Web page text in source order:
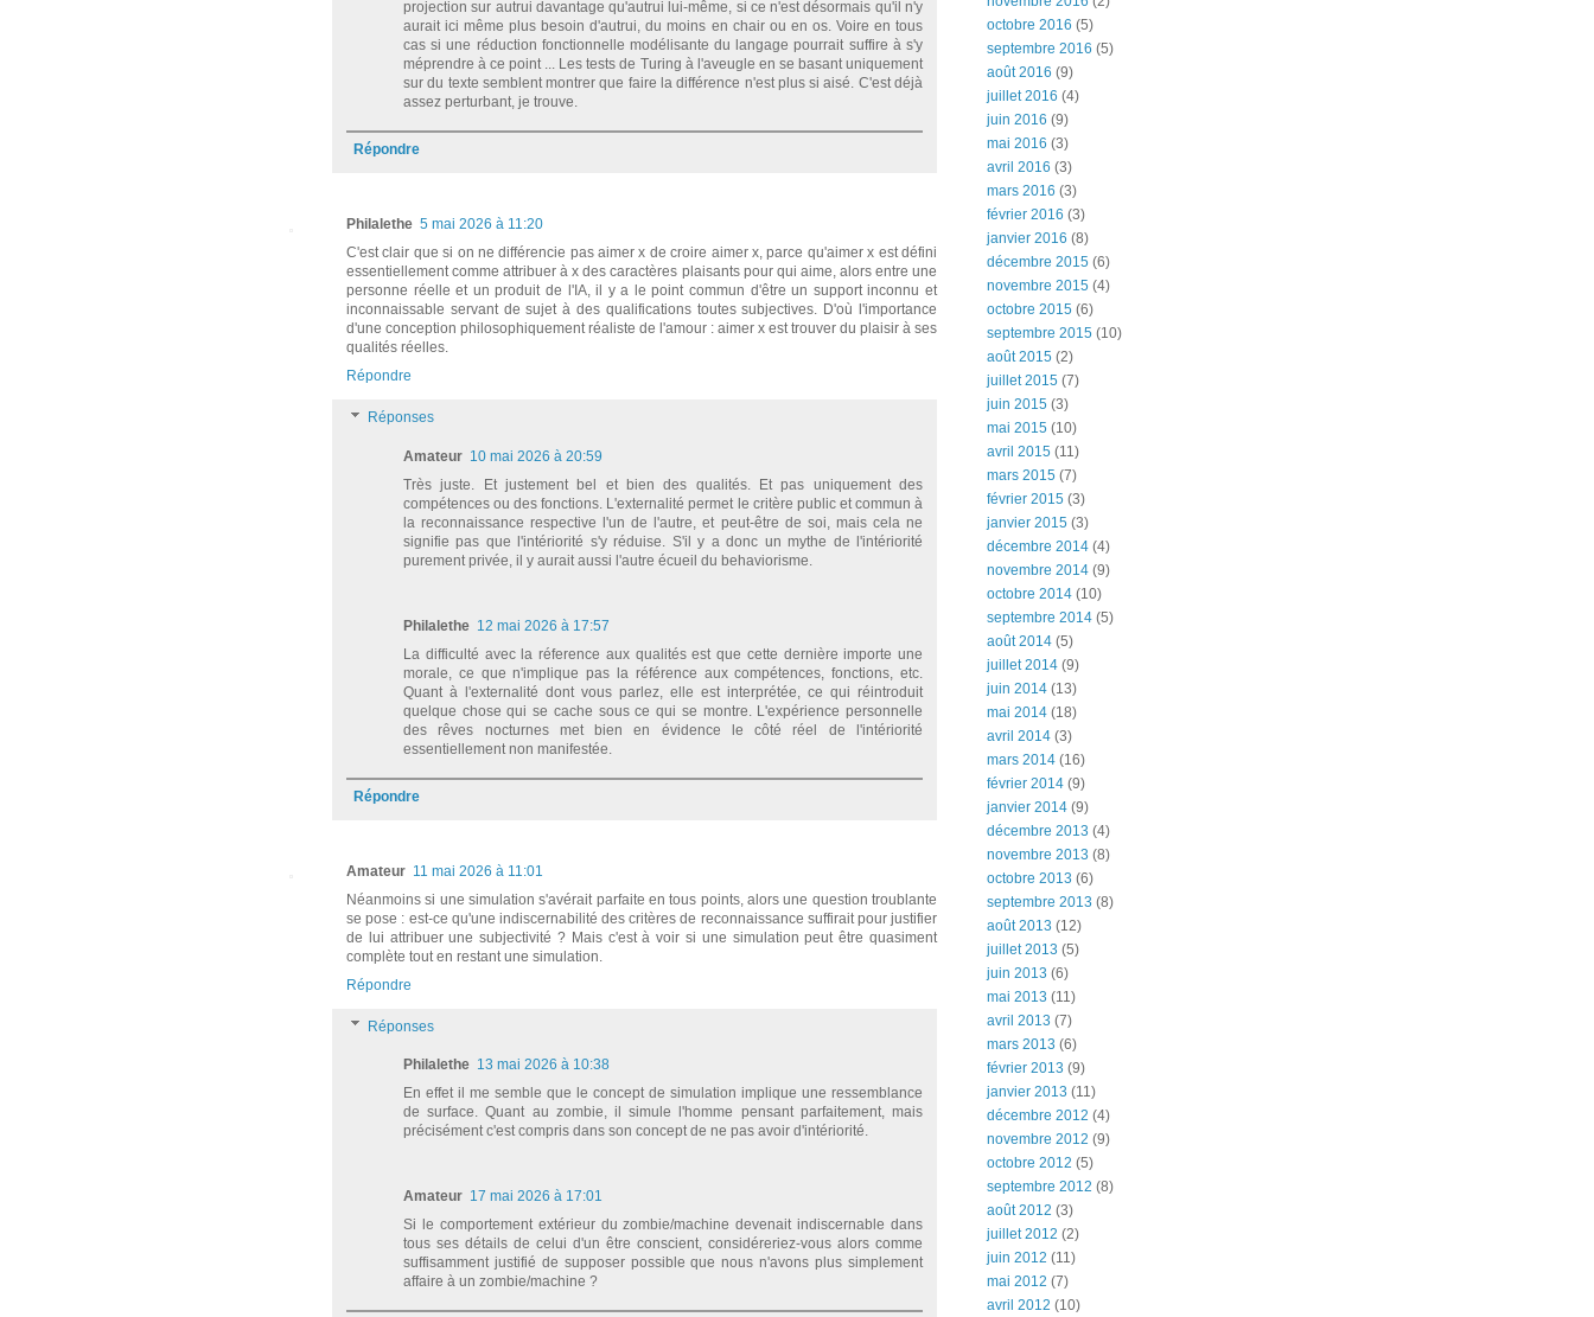
projection sur autrui davantage qu'autrui lui-même, si ce n'est désormais qu'il n'y
aurait ici même plus besoin d'autrui, du moins en chair ou en os. Voire en tous
cas si une réduction fonctionnelle modélisante du langage pourrait suffire à s'y
méprendre à ce point ... Les tests de Turing à l'aveugle en se basant uniquement
sur du texte semblent montrer que faire la différence n'est plus si aisé. C'est déjà
assez perturbant, je trouve.
Répondre
Philalethe 5 mai 2026 à 11:20
C'est clair que si on ne différencie pas aimer x de croire aimer x, parce qu'aimer x est défini
essentiellement comme attribuer à x des caractères plaisants pour qui aime, alors entre une
personne réelle et un produit de l'IA, il y a le point commun d'être un support inconnu et
inconnaissable servant de sujet à des qualifications toutes subjectives. D'où l'importance
d'une conception philosophiquement réaliste de l'amour : aimer x est trouver du plaisir à ses
qualités réelles.
Répondre
Réponses
Amateur 10 mai 2026 à 20:59
Très juste. Et justement bel et bien des qualités. Et pas uniquement des
compétences ou des fonctions. L'externalité permet le critère public et commun à
la reconnaissance respective l'un de l'autre, et peut-être de soi, mais cela ne
signifie pas que l'intériorité s'y réduise. S'il y a donc un mythe de l'intériorité
purement privée, il y aurait aussi l'autre écueil du behaviorisme.
Philalethe 12 mai 2026 à 17:57
La difficulté avec la réference aux qualités est que cette dernière importe une
morale, ce que n'implique pas la référence aux compétences, fonctions, etc.
Quant à l'externalité dont vous parlez, elle est interprétée, ce qui réintroduit
quelque chose qui se cache sous ce qui se montre. L'expérience personnelle
des rêves nocturnes met bien en évidence le côté réel de l'intériorité
essentiellement non manifestée.
Répondre
Amateur 11 mai 2026 à 11:01
Néanmoins si une simulation s'avérait parfaite en tous points, alors une question troublante
se pose : est-ce qu'une indiscernabilité des critères de reconnaissance suffirait pour justifier
de lui attribuer une subjectivité ? Mais c'est à voir si une simulation peut être quasiment
complète tout en restant une simulation.
Répondre
Réponses
Philalethe 13 mai 2026 à 10:38
En effet il me semble que le concept de simulation implique une ressemblance
de surface. Quant au zombie, il simule l'homme pensant parfaitement, mais
précisément c'est compris dans son concept de ne pas avoir d'intériorité.
Amateur 17 mai 2026 à 17:01
Si le comportement extérieur du zombie/machine devenait indiscernable dans
tous ses détails de celui d'un être conscient, considéreriez-vous alors comme
suffisamment justifié de supposer possible que nous n'avons plus simplement
affaire à un zombie/machine ?
octobre 2016 (5)
septembre 2016 (5)
août 2016 (9)
juillet 2016 (4)
juin 2016 (9)
mai 2016 (3)
avril 2016 (3)
mars 2016 (3)
février 2016 (3)
janvier 2016 (8)
décembre 2015 (6)
novembre 2015 (4)
octobre 2015 (6)
septembre 2015 (10)
août 2015 (2)
juillet 2015 (7)
juin 2015 (3)
mai 2015 (10)
avril 2015 (11)
mars 2015 (7)
février 2015 (3)
janvier 2015 (3)
décembre 2014 (4)
novembre 2014 (9)
octobre 2014 (10)
septembre 2014 (5)
août 2014 (5)
juillet 2014 (9)
juin 2014 (13)
mai 2014 (18)
avril 2014 (3)
mars 2014 (16)
février 2014 (9)
janvier 2014 (9)
décembre 2013 (4)
novembre 2013 (8)
octobre 2013 (6)
septembre 2013 (8)
août 2013 (12)
juillet 2013 (5)
juin 2013 (6)
mai 2013 (11)
avril 2013 (7)
mars 2013 (6)
février 2013 (9)
janvier 2013 (11)
décembre 2012 (4)
novembre 2012 (9)
octobre 2012 (5)
septembre 2012 (8)
août 2012 (3)
juillet 2012 (2)
juin 2012 (11)
mai 2012 (7)
avril 2012 (10)